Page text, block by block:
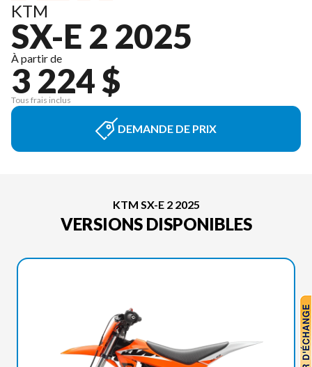
KTM
SX-E 2 2025
À partir de
3 224 $
Tous frais inclus
DEMANDE DE PRIX
KTM SX-E 2 2025
VERSIONS DISPONIBLES